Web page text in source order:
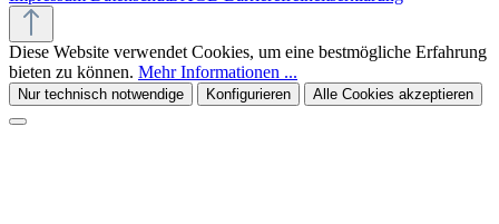
Diese Website verwendet Cookies, um eine bestmögliche Erfahrung
bieten zu können. Mehr Informationen ...
Nur technisch notwendige Konfigurieren Alle Cookies akzeptieren